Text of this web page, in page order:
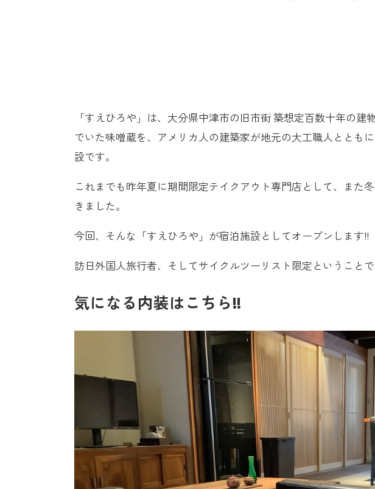
「すえひろや」は、大分県中津市の旧市街 築想定百数十年の
でいた味噌蔵を、アメリカ人の建築家が地元の大工職人ととも
設です。
これまでも昨年夏に期間限定テイクアウト専門店として、また
きました。
今回、そんな「すえひろや」が宿泊施設としてオープンします!!
訪日外国人旅行者、そしてサイクルツーリスト限定ということ
気になる内装はこちら!!